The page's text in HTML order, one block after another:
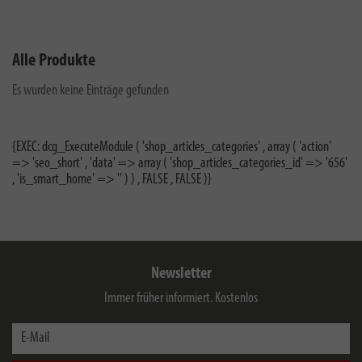
Alle Produkte
Es wurden keine Einträge gefunden
{EXEC: dcg_ExecuteModule ( 'shop_articles_categories' , array ( 'action'
=> 'seo_short' , 'data' => array ( 'shop_articles_categories_id' => '656'
, 'is_smart_home' => '' ) ) , FALSE , FALSE )}
Newsletter
Immer früher informiert. Kostenlos
E-Mail